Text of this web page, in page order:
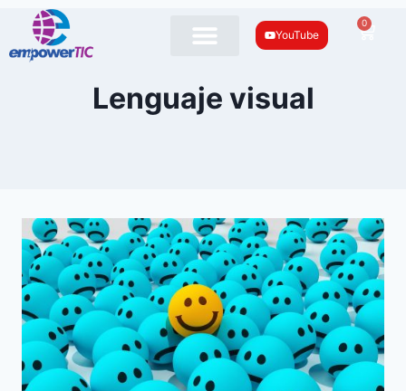
YouTube
0
Lenguaje visual